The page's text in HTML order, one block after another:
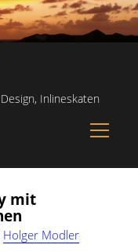
Inlineskaten
open
menu
Ausdrucken
mit
Holger Modler